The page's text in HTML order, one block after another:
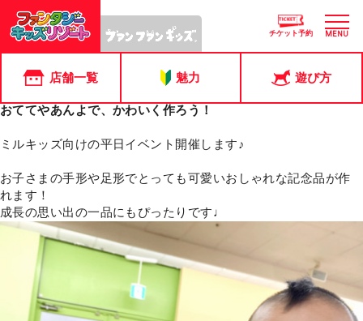
チケット予約 MENU
店舗一覧 魅力 遊び方
ピックアップ店舗:
「おとうさんいつもありがとう」父の日プレゼント工作♪冬のふわ
ふわ遊具★「こたつ型ふわふわ」登場！【11月開催】イベントの
つのキャンペーンのお知らせミルキッズイベント★ぺたぺたアー
おててやあんよで、かわいく作ろう！
ミルキッズ向けの平日イベント開催します♪
お子さまの手形や足形でとっても可愛いおしゃれな記念品が作
れます！
成長の思い出の一品にもぴったりです♩